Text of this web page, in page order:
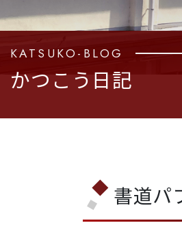
KATSUKO-BLOG
かつこう日記
書道パ